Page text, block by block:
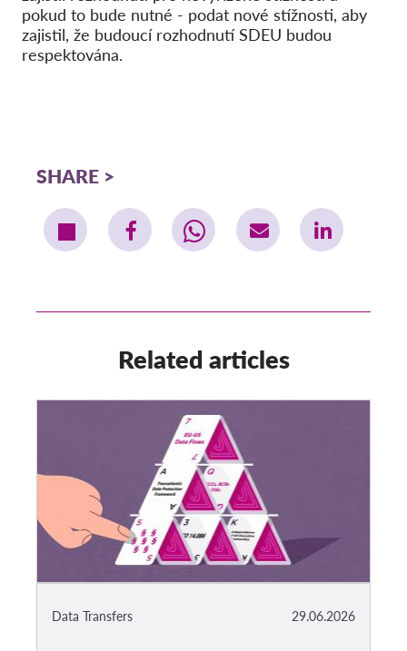
pokud to bude nutné - podat nové stížnosti, aby
zajistil, že budoucí rozhodnutí SDEU budou
respektována.
SHARE
Related articles
29.06.2026
Data Transfers